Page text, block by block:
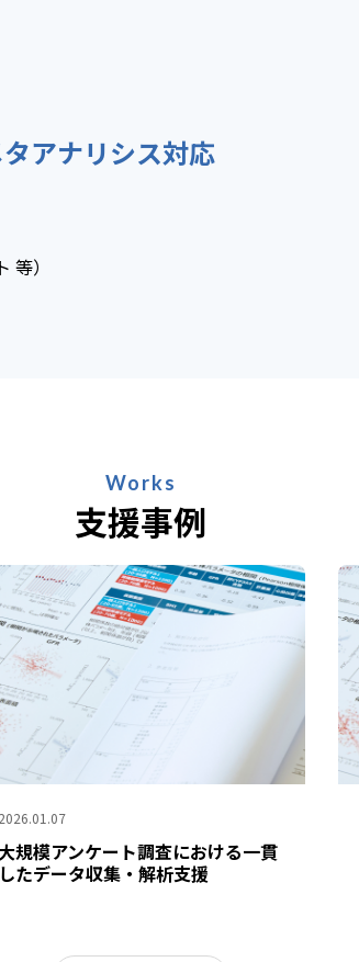
アナリシス対応
）
Works
支援事例
2026.01.07
規模アンケート調査における一貫
したデータ収集・解析支援